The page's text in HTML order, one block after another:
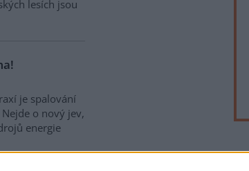
lesích jsou
je spalování
o nový jev,
energie